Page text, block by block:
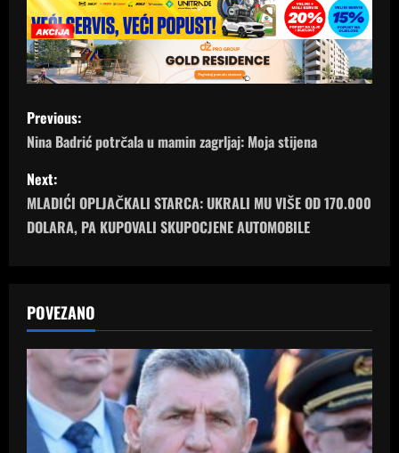
P
o
s
t
a
v
i
g
Previous:
Nina Badrić potrčala u mamin zagrljaj: Moja stijena
Next:
MLADIĆI OPLJAČKALI STARCA: UKRALI MU VIŠE OD 170.000
DOLARA, PA KUPOVALI SKUPOCJENE AUTOMOBILE
POVEZANO